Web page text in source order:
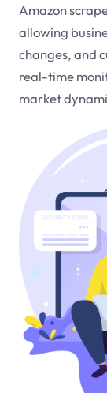
Amazon
allowing
changes, and
real-time
market